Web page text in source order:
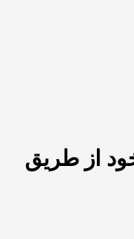
از طریق